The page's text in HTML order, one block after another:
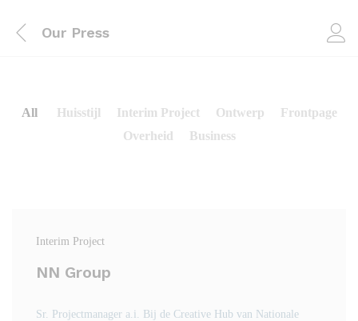
Our Press
All Huisstijl Interim Project Ontwerp
Frontpage
Overheid
Business
Interim Project
NN Group
Sr. Projectmanager a.i. Bij de Creative Hub van Nationale